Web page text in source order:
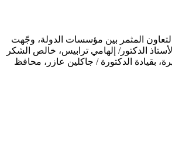
المثمر بين مؤسسات الدولة، وجّهت
الدكتور/ إلهامي ترابيس، خالص الشكر
بقيادة الدكتورة / جاكلين عازر، محافظ